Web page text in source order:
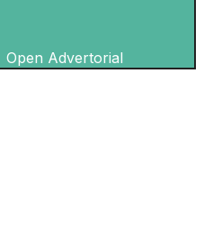
Open Advertorial